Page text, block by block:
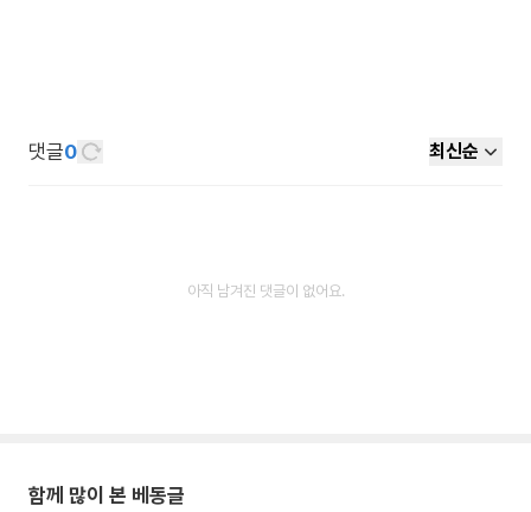
댓글0 최신순
아직 남겨진 댓글이 없어요.
함께 많이 본 베동글